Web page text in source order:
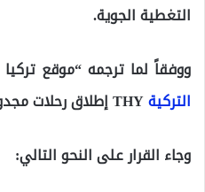
التغطية الجوية.
ووفقاً لما ترجمه “موقع
التركية
وجاء القرار على النحو التالي: